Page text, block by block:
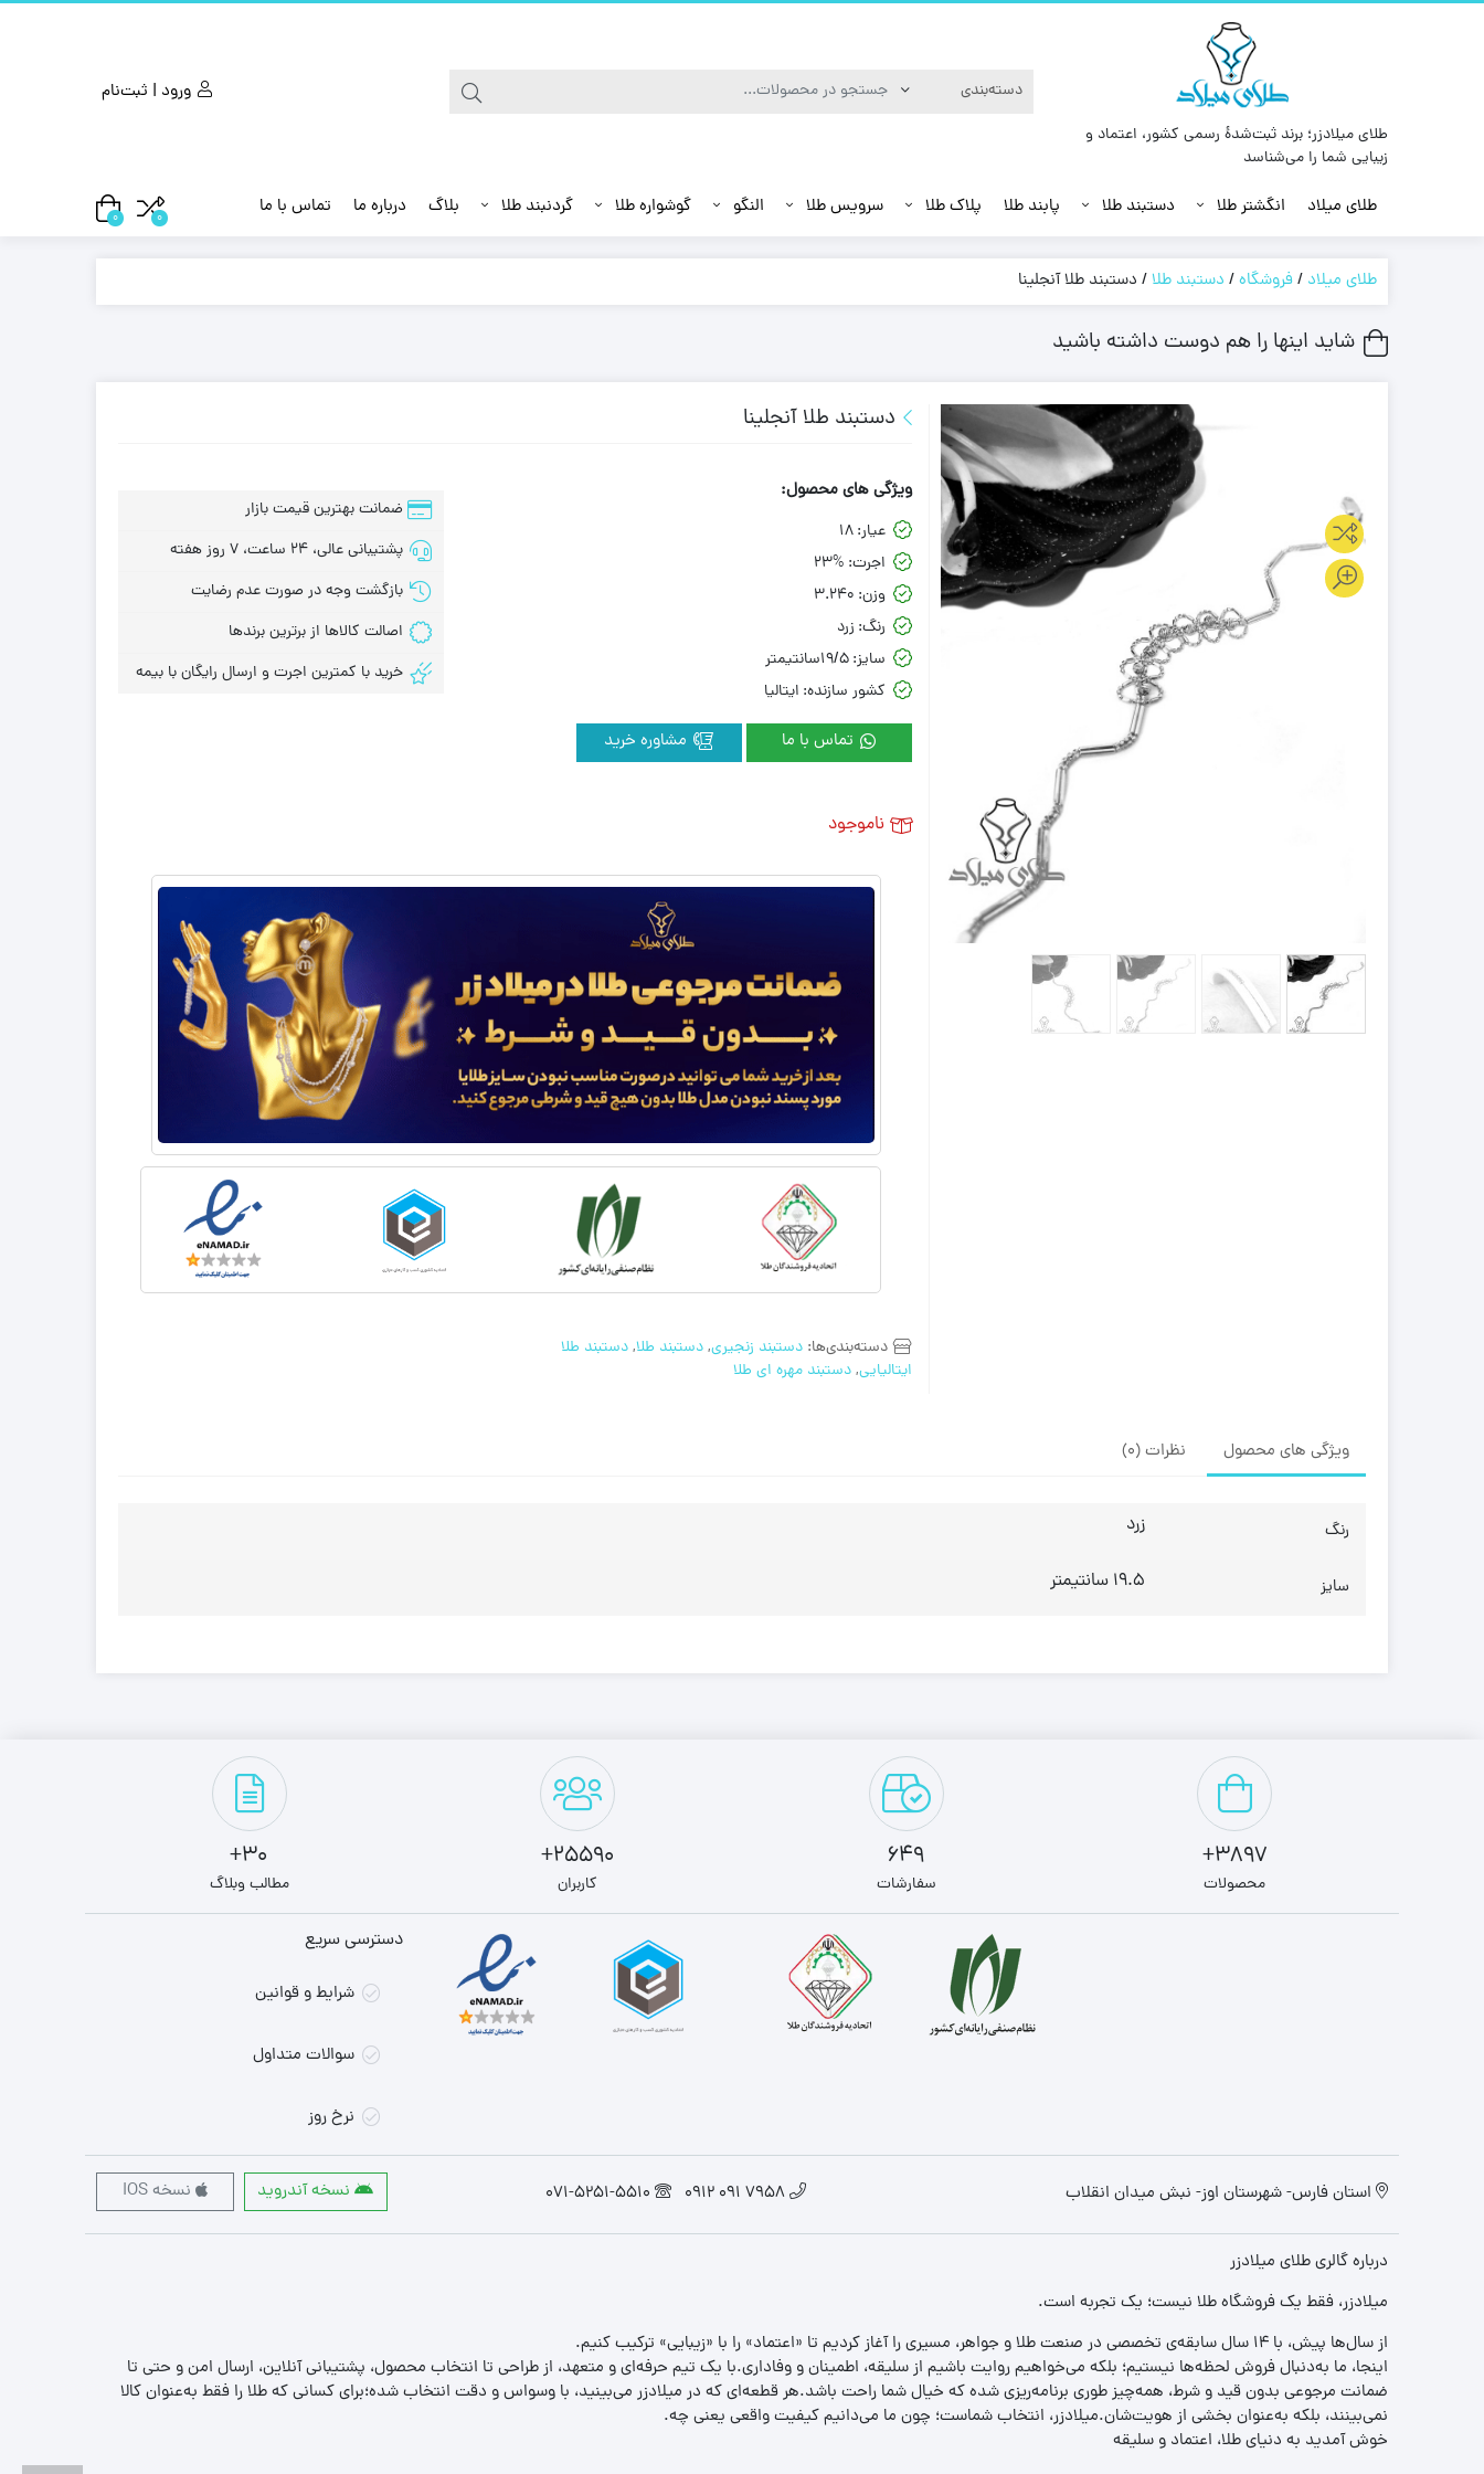
طلای میلادزر؛ برند ثبت‌شدهٔ رسمی کشور، اعتماد و
زیبایی شما را می‌شناسد
ورود | ثبت‌نام
طلای میلاد انگشتر طلا دستبند طلا پابند طلا پلاک طلا سرویس طلا النگو گوشواره طلا گردنبند طلا بلاگ درباره ما تماس با ما 0
0
طلای میلاد /فروشگاه/ دستبند طلا/ دستبند طلا آنجلینا
شاید اینها را هم دوست داشته باشید
دستبند طلا آنجلینا
دسته‌بندی‌ها:دستبند زنجیری,دستبند طلا,دستبند طلا
ایتالیایی,دستبند مهره‌ ای طلا
ویژگی های محصول:
عیار: 18
اجرت: 23%
وزن: 3.240
رنگ: زرد
سایز: 19/5سانتیمتر
کشور سازنده: ایتالیا
تماس با ما
ضمانت بهترین قیمت بازار
پشتیبانی عالی، 24 ساعت، 7 روز هفته
بازگشت وجه در صورت عدم رضایت
اصالت کالاها از برترین برندها
خرید با کمترین اجرت و ارسال رایگان با بیمه
ناموجود
ویژگی های محصول نظرات (0)
رنگ زرد
سایز 19.5 سانتیمتر
3897+
محصولات
649
سفارشات
25590+
کاربران
30+
مطالب وبلاگ
دسترسی سریع
شرایط و قوانین
سوالات متداول
نرخ روز
استان فارس- شهرستان اوز- نبش میدان انقلاب 7958 091 0912
071-5251-5510 نسخه آندروید نسخه IOS
درباره گالری طلای میلادزر
میلادزر، فقط یک فروشگاه طلا نیست؛ یک تجربه‌ است.
از سال‌ها پیش، با ۱۴ سال سابقه‌ی تخصصی در صنعت طلا و جواهر، مسیری را آغاز کردیم تا «اعتماد» را با «زیبایی» ترکیب کنیم.
اینجا، ما به‌دنبال فروش لحظه‌ها نیستیم؛ بلکه می‌خواهیم روایت باشیم از سلیقه، اطمینان و وفاداری.با یک تیم حرفه‌ای و متعهد، از طراحی تا انتخاب محصول، پشتیبانی آنلاین، ارسال امن و حتی تا
ضمانت مرجوعی بدون قید و شرط، همه‌چیز طوری برنامه‌ریزی شده که خیال شما راحت باشد.هر قطعه‌ای که در میلادزر می‌بینید، با وسواس و دقت انتخاب شده؛برای کسانی که طلا را فقط به‌عنوان کالا
نمی‌بینند، بلکه به‌عنوان بخشی از هویت‌شان.میلادزر، انتخاب شماست؛ چون ما می‌دانیم کیفیت واقعی یعنی چه.
خوش آمدید به دنیای طلا، اعتماد و سلیقه